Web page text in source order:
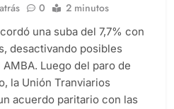
0 2 minutos
una suba del 7,7% con
desactivando posibles
Luego del paro de
la Unión Tranviarios
acuerdo paritario con las